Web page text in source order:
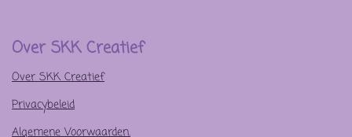
Over SKK Creatief
Over SKK Creatief
Privacybeleid
Algemene Voorwaarden.